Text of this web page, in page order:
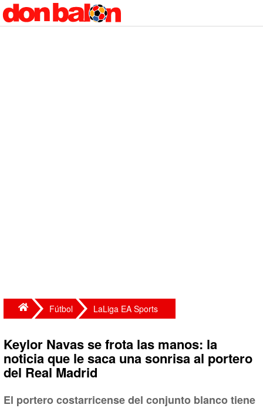
Fútbol LaLiga EA Sports
Keylor Navas se frota las manos: la
noticia que le saca una sonrisa al portero
del Real Madrid
El portero costarricense del conjunto blanco tiene